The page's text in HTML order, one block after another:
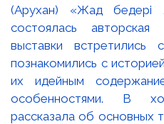
(Арухан) «Жад
состоялась авторская
выставки
познакомились с
их идейным
особенностями. В
рассказала об основных